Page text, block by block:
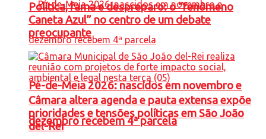
Pé-de-Meia 2026: nascidos em novembro e
dezembro recebem 4ª parcela
Política, fama e despreparo: o “fenômeno
Caneta Azul” no centro de um debate
preocupante
Câmara altera agenda e pauta extensa expõe
prioridades e tensões políticas em São João
del-Rei